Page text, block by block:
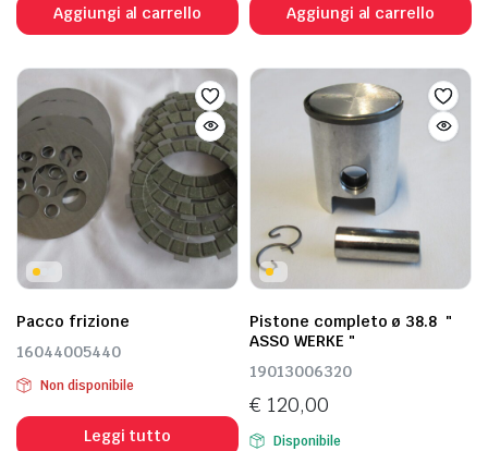
Aggiungi al carrello Aggiungi al carrello
Pacco frizione
16044005440
Non disponibile
Leggi tutto
Pistone completo ø 38.8 "
ASSO WERKE "
19013006320
€ 120,00
Disponibile